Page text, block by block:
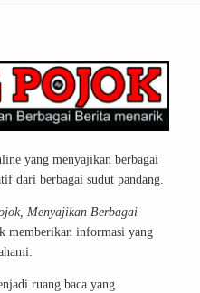
yang menyajikan berbagai
dari berbagai sudut pandang.
Menyajikan Berbagai
memberikan informasi yang
ruang baca yang